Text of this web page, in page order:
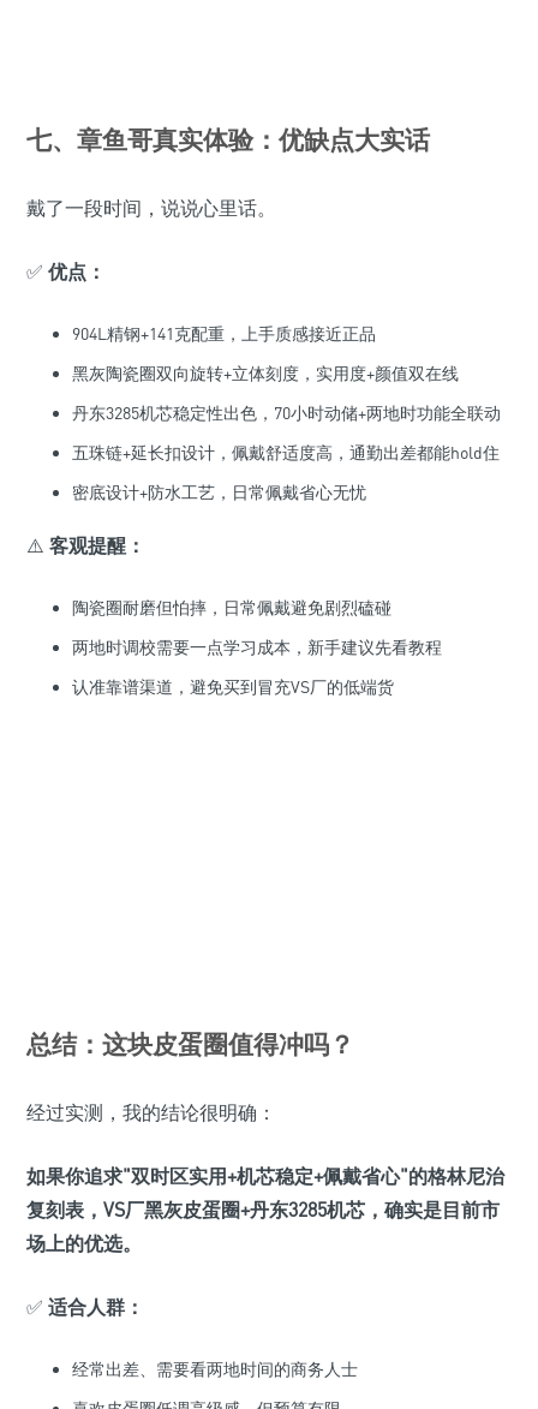
七、章鱼哥真实体验：优缺点大实话
戴了一段时间，说说心里话。
✅ 优点：
904L精钢+141克配重，上手质感接近正品
黑灰陶瓷圈双向旋转+立体刻度，实用度+颜值双在线
丹东3285机芯稳定性出色，70小时动储+两地时功能全联动
五珠链+延长扣设计，佩戴舒适度高，通勤出差都能hold住
密底设计+防水工艺，日常佩戴省心无忧
⚠️ 客观提醒：
陶瓷圈耐磨但怕摔，日常佩戴避免剧烈磕碰
两地时调校需要一点学习成本，新手建议先看教程
认准靠谱渠道，避免买到冒充VS厂的低端货
总结：这块皮蛋圈值得冲吗？
经过实测，我的结论很明确：
如果你追求"双时区实用+机芯稳定+佩戴省心"的格林尼治
复刻表，VS厂黑灰皮蛋圈+丹东3285机芯，确实是目前市
场上的优选。
✅ 适合人群：
经常出差、需要看两地时间的商务人士